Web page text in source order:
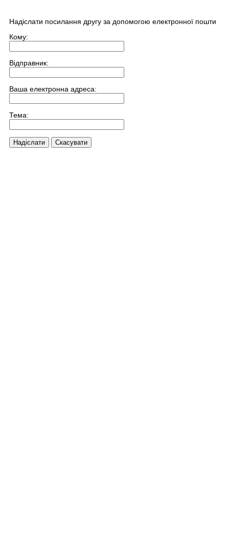
Надіслати посилання другу за допомогою електронної пошти
Кому:
Відправник:
Ваша електронна адреса:
Тема:
Надіслати Скасувати